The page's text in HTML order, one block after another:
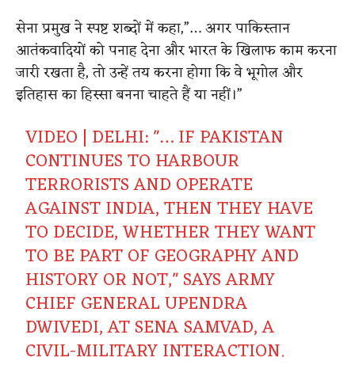
सेना प्रमुख ने स्पष्ट शब्दों में कहा,”… अगर पाकिस्तान
आतंकवादियों को पनाह देना और भारत के खिलाफ काम करना
जारी रखता है, तो उन्हें तय करना होगा कि वे भूगोल और
इतिहास का हिस्सा बनना चाहते हैं या नहीं।”
VIDEO | DELHI: "… IF PAKISTAN
CONTINUES TO HARBOUR
TERRORISTS AND OPERATE
AGAINST INDIA, THEN THEY HAVE
TO DECIDE, WHETHER THEY WANT
TO BE PART OF GEOGRAPHY AND
HISTORY OR NOT," SAYS ARMY
CHIEF GENERAL UPENDRA
DWIVEDI, AT SENA SAMVAD, A
CIVIL-MILITARY INTERACTION.